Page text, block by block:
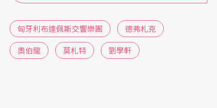
劉岠渭表示，雖然許多國際指揮如卡拉揚也擅長鋼
琴或小提琴等樂器，但在音樂會中一人身兼兩職的
匈牙利布達佩斯交響樂團
德弗札克
奧伯龍
莫札特 劉學軒